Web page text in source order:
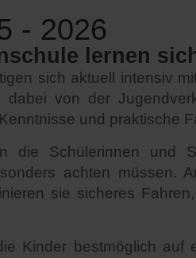
- 2026
lernen
sich aktuell intensiv
von der
und praktische
die Schülerinnen und
achten müssen.
sie sicheres
Kinder bestmöglich auf